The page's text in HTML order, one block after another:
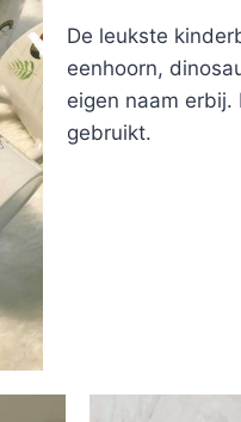
De leukste
eenhoorn,
eigen naam
gebruikt.